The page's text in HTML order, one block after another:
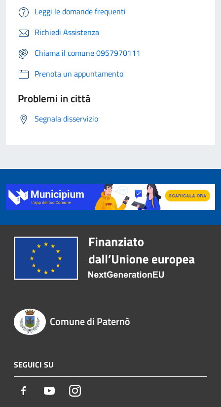
Leggi le domande frequenti
Richiedi Assistenza
Chiama il comune 0957970111
Prenota un appuntamento
Problemi in città
Segnala disservizio
Comune di Paternò
SEGUICI SU
Facebook YoutubeInstagram